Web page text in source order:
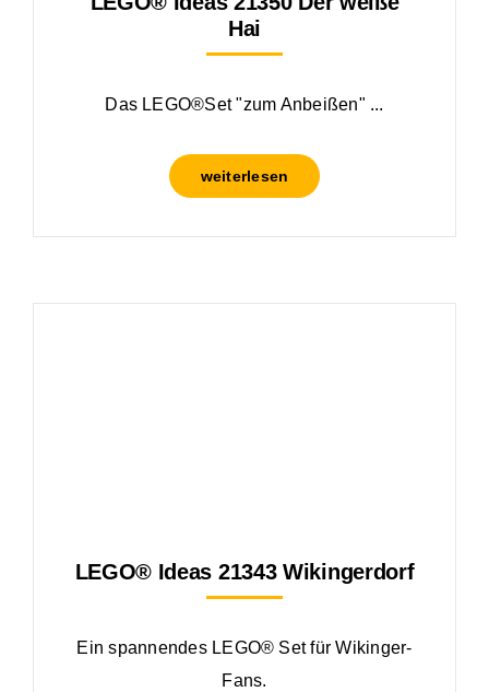
Hai
Das LEGO®Set "zum Anbeißen" ...
weiterlesen
LEGO® Ideas 21343 Wikingerdorf
Ein spannendes LEGO® Set für Wikinger-
Fans.